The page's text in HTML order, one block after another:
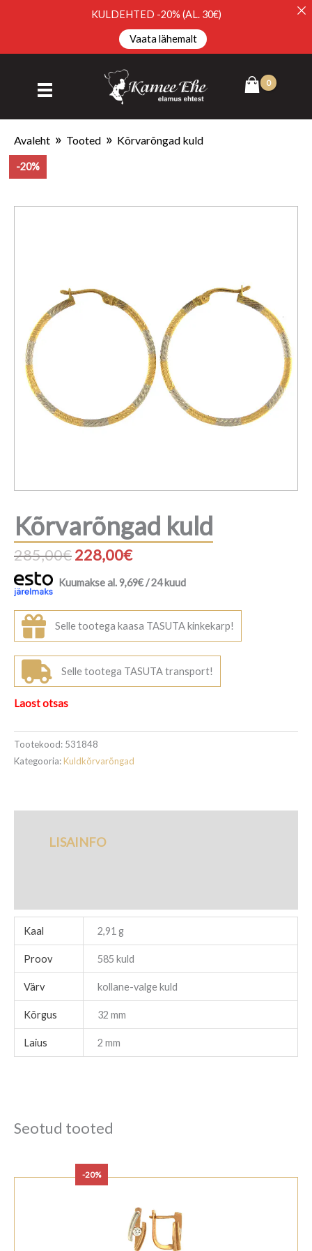
KULDEHTED -20% (AL. 30€)
Vaata lähemalt
Avaleht Tooted Kõrvarõngad kuld
-20%
Kõrvarõngad kuld
285,00€Algne
hind
oli:
285,00€.
228,00€Praegune
hind
on:
228,00€.
Kuumakse al.9,69€/ 24 kuud
Selle tootega kaasa TASUTA kinkekarp!
Selle tootega TASUTA transport!
Laost otsas
Tootekood: 531848
Kategooria:Kuldkõrvarõngad
LISAINFO
Kaal 2,91 g
Proov 585 kuld
Värv kollane-valge kuld
Kõrgus 32 mm
Laius 2 mm
Seotud tooted
-20%